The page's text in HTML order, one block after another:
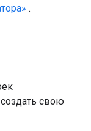
.
свою